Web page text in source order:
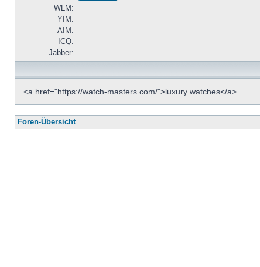
WLM:
YIM:
AIM:
ICQ:
Jabber:
<a href="https://watch-masters.com/">luxury watches</a>
Foren-Übersicht